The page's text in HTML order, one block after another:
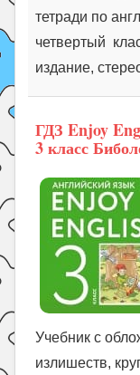
тетради по
четвертый
издание,
ГДЗ Enjoy
3 класс
Учебник с
излишеств,